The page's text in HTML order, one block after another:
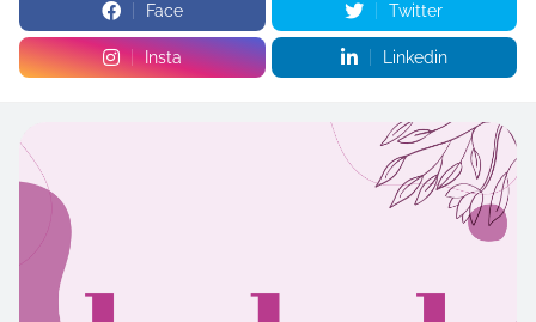
Face Twitter
Insta Linkedin